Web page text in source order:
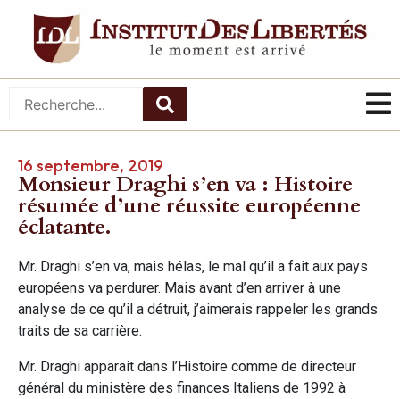
16 septembre, 2019
Monsieur Draghi s’en va : Histoire
résumée d’une réussite européenne
éclatante.
Mr. Draghi s’en va, mais hélas, le mal qu’il a fait aux pays
européens va perdurer. Mais avant d’en arriver à une
analyse de ce qu’il a détruit, j’aimerais rappeler les grands
traits de sa carrière.
Mr. Draghi apparait dans l’Histoire comme de directeur
général du ministère des finances Italiens de 1992 à